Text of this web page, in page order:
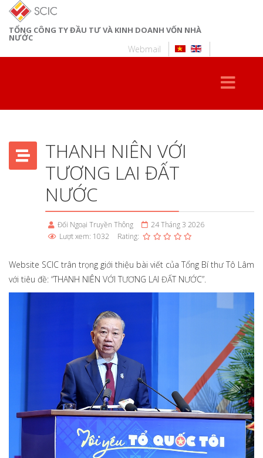
TỔNG CÔNG TY ĐẦU TƯ VÀ KINH DOANH VỐN NHÀ
NƯỚC
Webmail
THANH NIÊN VỚI
TƯƠNG LAI ĐẤT
NƯỚC
Đối Ngoại Truyền Thông
24 Tháng 3 2026
Lượt xem: 1032
Rating:
Website SCIC trân trọng giới thiệu bài viết của Tổng Bí thư Tô Lâm
với tiêu đề: “THANH NIÊN VỚI TƯƠNG LAI ĐẤT NƯỚC”.